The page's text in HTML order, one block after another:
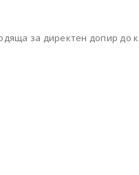
за директен допир до